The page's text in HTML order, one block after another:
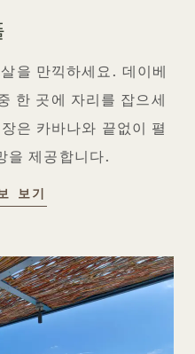
을 만끽하세요. 데이베
한 곳에 자리를 잡으세
은 카바나와 끝없이 펼
을 제공합니다.
보기